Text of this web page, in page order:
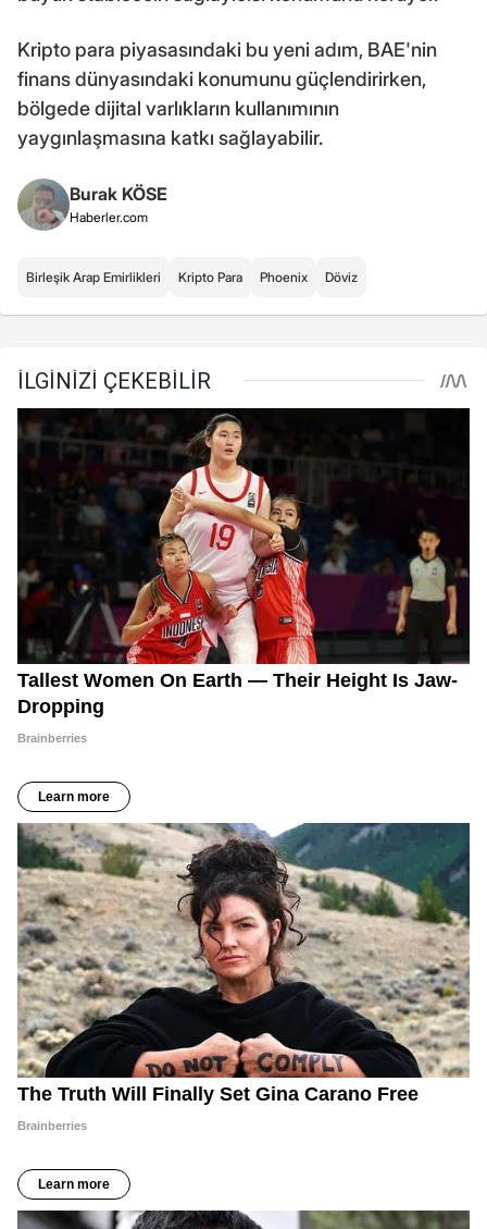
Kripto para piyasasındaki bu yeni adım, BAE'nin
finans dünyasındaki konumunu güçlendirirken,
bölgede dijital varlıkların kullanımının
yaygınlaşmasına katkı sağlayabilir.
Burak KÖSE
Haberler.com
Birleşik Arap Emirlikleri Kripto Para Phoenix Döviz